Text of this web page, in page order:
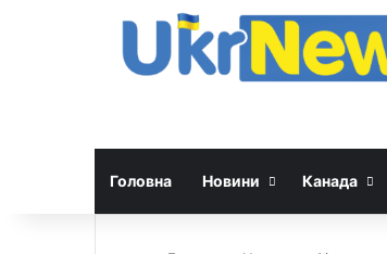
Головна Новини Канада